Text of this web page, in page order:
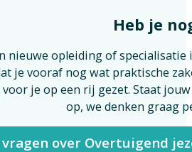
Heb je
nieuwe opleiding of
je vooraf nog wat praktische
je op een rij gezet. Staat
op, we denken graag
over Overtuigend